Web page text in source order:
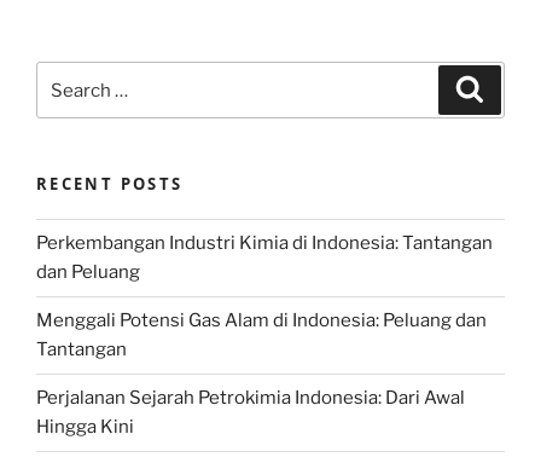
for:
RECENT POSTS
Perkembangan Industri Kimia di Indonesia: Tantangan
dan Peluang
Menggali Potensi Gas Alam di Indonesia: Peluang dan
Tantangan
Perjalanan Sejarah Petrokimia Indonesia: Dari Awal
Hingga Kini